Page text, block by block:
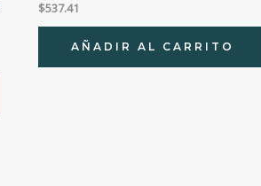
$537.41
AÑADIR AL CARRITO